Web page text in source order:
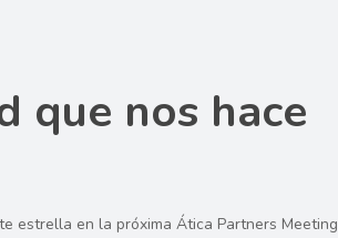
que nos hace
estrella en la próxima Ática Partners Meeting